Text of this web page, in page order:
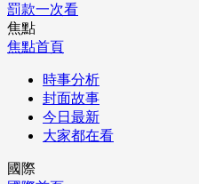
罰款一次看
焦點
焦點首頁
時事分析
封面故事
今日最新
大家都在看
國際